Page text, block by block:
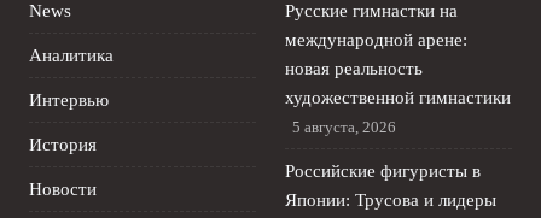
News
Аналитика
Интервью
История
Новости
Русские гимнастки на
международной арене:
новая реальность
художественной гимнастики
5 августа, 2026
Российские фигуристы в
Японии: Трусова и лидеры